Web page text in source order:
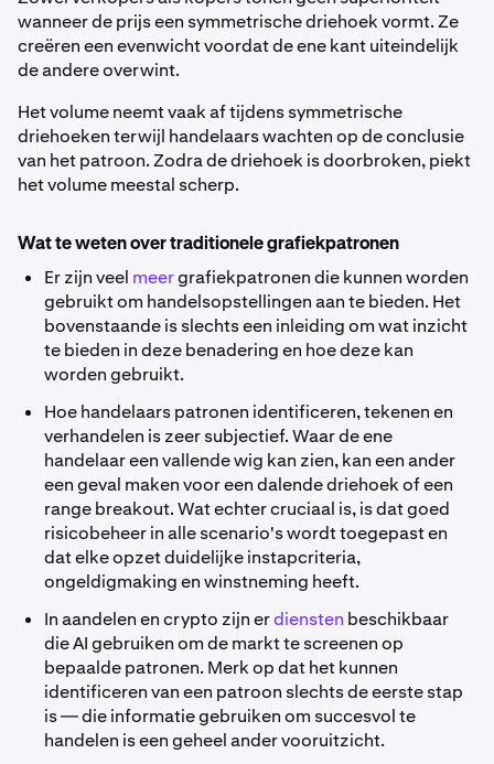
wanneer de prijs een symmetrische driehoek vormt. Ze
creëren een evenwicht voordat de ene kant uiteindelijk
de andere overwint.
Het volume neemt vaak af tijdens symmetrische
driehoeken terwijl handelaars wachten op de conclusie
van het patroon. Zodra de driehoek is doorbroken, piekt
het volume meestal scherp.
Wat te weten over traditionele grafiekpatronen
Er zijn veel meergrafiekpatronen die kunnen worden
gebruikt om handelsopstellingen aan te bieden. Het
bovenstaande is slechts een inleiding om wat inzicht
te bieden in deze benadering en hoe deze kan
worden gebruikt.
Hoe handelaars patronen identificeren, tekenen en
verhandelen is zeer subjectief. Waar de ene
handelaar een vallende wig kan zien, kan een ander
een geval maken voor een dalende driehoek of een
range breakout. Wat echter cruciaal is, is dat goed
risicobeheer in alle scenario's wordt toegepast en
dat elke opzet duidelijke instapcriteria,
ongeldigmaking en winstneming heeft.
In aandelen en crypto zijn erdiensten beschikbaar
die AI gebruiken om de markt te screenen op
bepaalde patronen. Merk op dat het kunnen
identificeren van een patroon slechts de eerste stap
is — die informatie gebruiken om succesvol te
handelen is een geheel ander vooruitzicht.